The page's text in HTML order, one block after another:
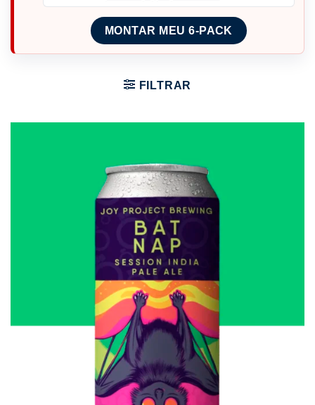
MONTAR MEU 6-PACK
FILTRAR